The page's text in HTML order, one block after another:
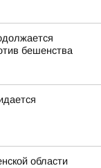
бешенства
области